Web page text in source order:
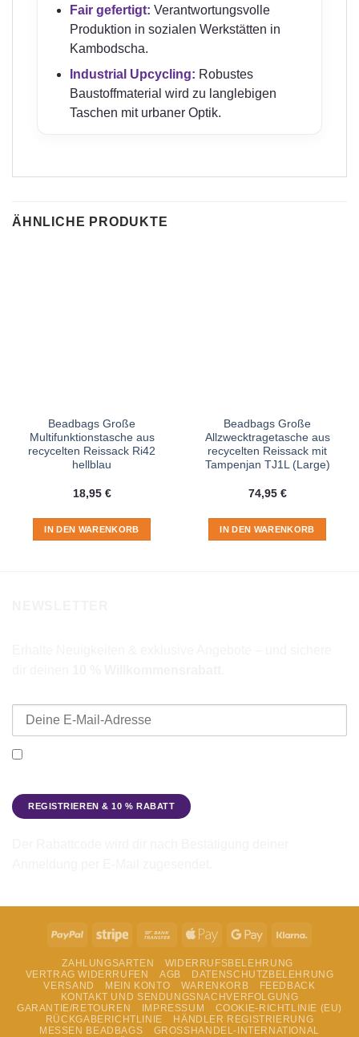
Fair gefertigt: Verantwortungsvolle
Produktion in sozialen Werkstätten in
Kambodscha.
Industrial Upcycling: Robustes
Baustoffmaterial wird zu langlebigen
Taschen mit urbaner Optik.
ÄHNLICHE PRODUKTE
Beadbags Große
Multifunktionstasche aus
recycelten Reissack Ri42
hellblau
18,95 €
IN DEN WARENKORB
Beadbags Große
Allzwecktragetasche aus
recycelten Reissack mit
Tampenjan TJ1L (Large)
74,95 €
IN DEN WARENKORB
PayPal Stripe
Bank
Apple
Google
ZAHLUNGSARTEN
WIDERRUFSBELEHRUNG
VERTRAG WIDERRUFEN
AGB
DATENSCHUTZBELEHRUNG
VERSAND
MEIN KONTO WARENKORB
FEEDBACK
KONTAKT UND SENDUNGSNACHVERFOLGUNG
GARANTIE/RETOUREN
IMPRESSUM
COOKIE-RICHTLINIE (EU)
RÜCKGABERICHTLINIE
HÄNDLER REGISTRIERUNG
MESSEN BEADBAGS
GROSSHANDEL-INTERNATIONAL